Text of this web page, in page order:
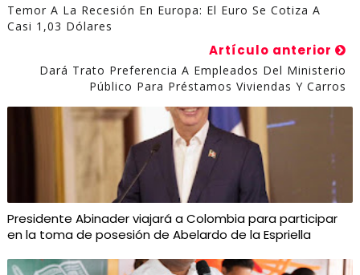
Temor A La Recesión En Europa: El Euro Se Cotiza A
Casi 1,03 Dólares
Artículo anterior
Dará Trato Preferencia A Empleados Del Ministerio
Público Para Préstamos Viviendas Y Carros
Presidente Abinader viajará a Colombia para participar
en la toma de posesión de Abelardo de la Espriella